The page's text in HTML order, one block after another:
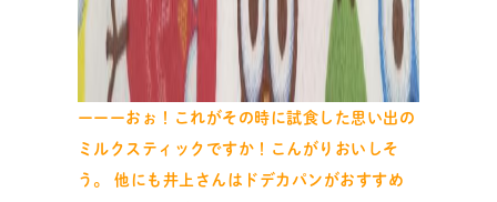
ーーーおぉ！これがその時に試食した思い出の
ミルクスティックですか！こんがりおいしそ
う。 他にも井上さんはドデカパンがおすすめ